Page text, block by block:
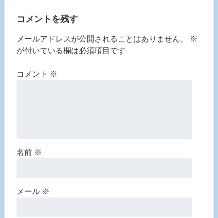
コメントを残す
メールアドレスが公開されることはありません。
※
が付いている欄は必須項目です
コメント ※
名前 ※
メール ※